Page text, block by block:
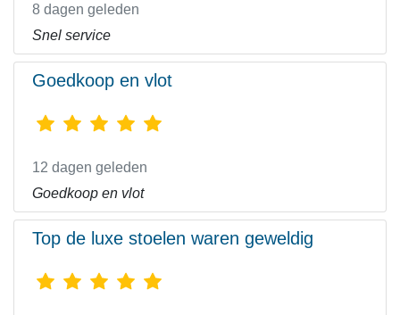
8 dagen geleden
Snel service
Goedkoop en vlot
12 dagen geleden
Goedkoop en vlot
Top de luxe stoelen waren geweldig